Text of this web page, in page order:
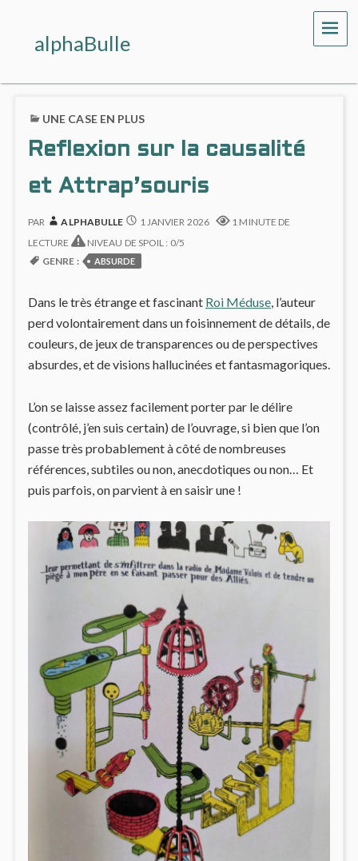
alphaBulle
UNE CASE EN PLUS
Reflexion sur la causalité
et Attrap’souris
PAR ALPHABULLE 1 JANVIER 2026
1 MINUTE DE
LECTURE
NIVEAU DE SPOIL : 0/5
GENRE :
ABSURDE
Dans le très étrange et fascinant Roi Méduse, l’auteur
perd volontairement dans un foisinnement de détails, de
couleurs, de jeux de transparences ou de perspectives
absurdes, et de visions hallucinées et fantasmagoriques.
L’on se laisse assez facilement porter par le délire
(contrôlé, j’en suis certain) de l’ouvrage, si bien que l’on
passe très probablement à côté de nombreuses
références, subtiles ou non, anecdotiques ou non… Et
puis parfois, on parvient à en saisir une !